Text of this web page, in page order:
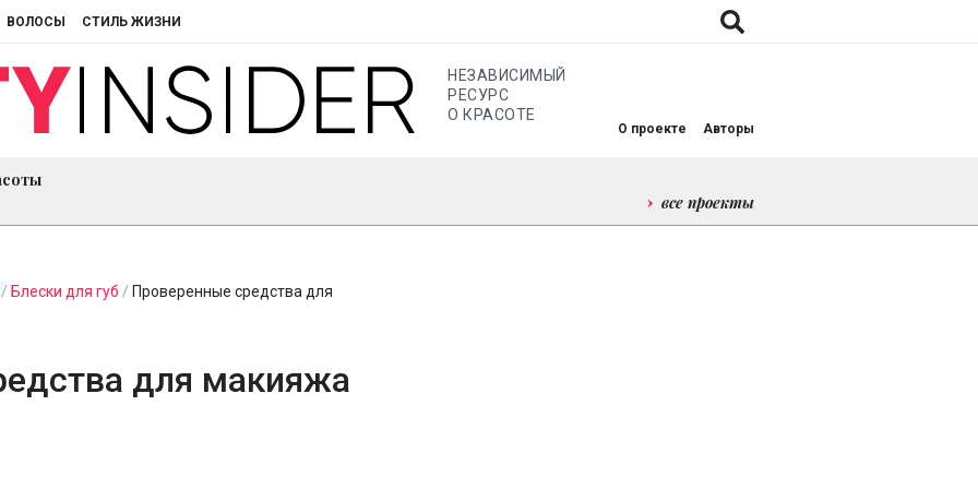
ВОЛОСЫ СТИЛЬ ЖИЗНИ
НЕЗАВИСИМЫЙ
РЕСУРС
О КРАСОТЕ
О проекте Авторы
все проекты
Блески для губ / Проверенные средства для
для макияжа